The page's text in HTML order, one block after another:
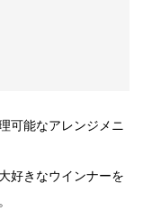
可能なアレンジメニ
好きなウインナーを